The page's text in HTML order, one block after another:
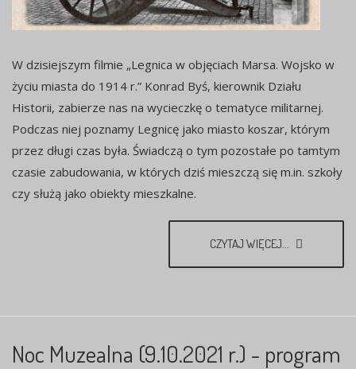
W dzisiejszym filmie „Legnica w objęciach Marsa. Wojsko w
życiu miasta do 1914 r.” Konrad Byś, kierownik Działu
Historii, zabierze nas na wycieczkę o tematyce militarnej.
Podczas niej poznamy Legnicę jako miasto koszar, którym
przez długi czas była. Świadczą o tym pozostałe po tamtym
czasie zabudowania, w których dziś mieszczą się m.in. szkoły
czy służą jako obiekty mieszkalne.
CZYTAJ WIĘCEJ...
Noc Muzealna (9.10.2021 r.) - program